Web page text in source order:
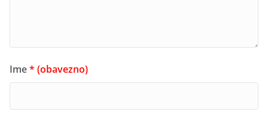
Ime* (obavezno)